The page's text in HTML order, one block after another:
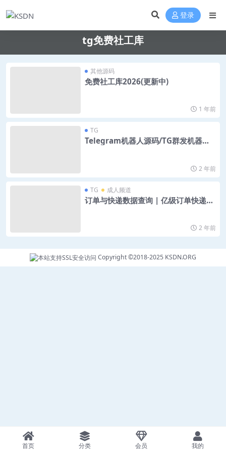
登录
tg免费社工库
其他源码
免费社工库2026(更新中)
1 年前
TG
Telegram机器人源码/TG群发机器源
2 年前
TG 成人频道
订单与快递数据查询 | 亿级订单快递数
2 年前
Copyright ©2018-2025 KSDN.ORG
首页 分类 会员 我的